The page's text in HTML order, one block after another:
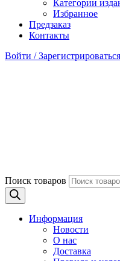
Категории
Избранное
Предзаказ
Контакты
Войти / Зарегистрироваться
Поиск товаров
Информация
Новости
О нас
Доставка